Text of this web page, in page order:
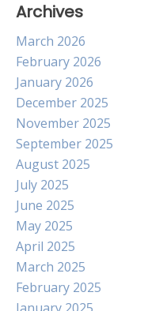
Archives
March 2026
February 2026
January 2026
December 2025
November 2025
September 2025
August 2025
July 2025
June 2025
May 2025
April 2025
March 2025
February 2025